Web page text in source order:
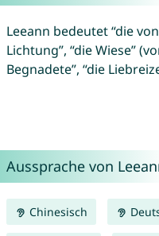
Leeann bedeutet “die
Lichtung”, “die Wiese”
Begnadete”, “die
Aussprache von
Chinesisch